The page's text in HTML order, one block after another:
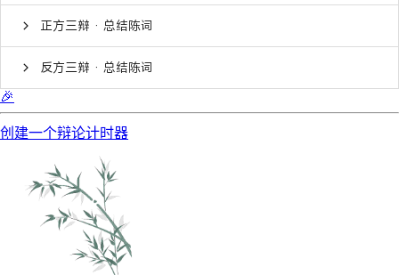
正方三辩 · 总结陈词
反方三辩 · 总结陈词
🎉
创建一个辩论计时器